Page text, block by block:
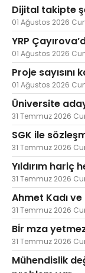
Dijital takipte
01 Ağustos 2026
YRP
01 Ağustos 2026
Proje sayısını
01 Ağustos 2026
Üniversite
31 Temmuz 2026
SGK ile
31 Temmuz 2026
Yıldırım hariç
31 Temmuz 2026
Ahmet Kadı
31 Temmuz 2026
Bİr mza
31 Temmuz 2026
Mühendislik